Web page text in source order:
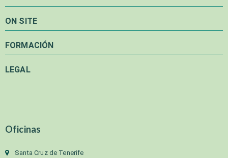
ON SITE
FORMACIÓN
LEGAL
Oficinas
Santa Cruz de Tenerife